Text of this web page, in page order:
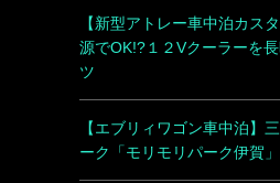
【新型アトレー車中泊カス
源でOK!?１２Vクーラーを
ツ
【エブリィワゴン車中泊】
ーク「モリモリパーク伊賀